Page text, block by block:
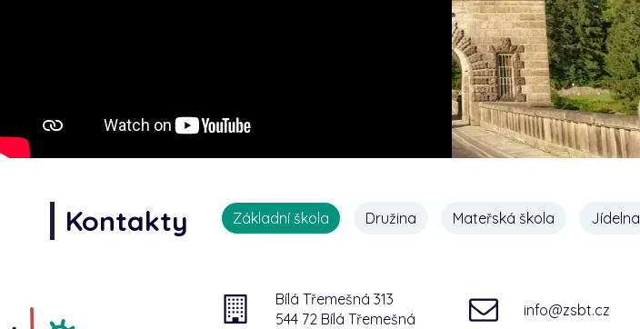
Kontakty Základní škola Družina Mateřská škola Jídelna
Bílá Třemešná 313
544 72 Bílá Třemešná
info@zsbt.cz